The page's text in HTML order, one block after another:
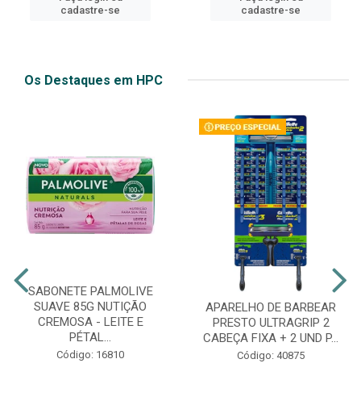
cadastre-se
cadastre-se
Os Destaques em HPC
SABONETE PALMOLIVE
SUAVE 85G NUTIÇÃO
CREMOSA - LEITE E
PÉTAL...
Código: 16810
APARELHO DE BARBEAR
PRESTO ULTRAGRIP 2
CABEÇA FIXA + 2 UND P...
Código: 40875